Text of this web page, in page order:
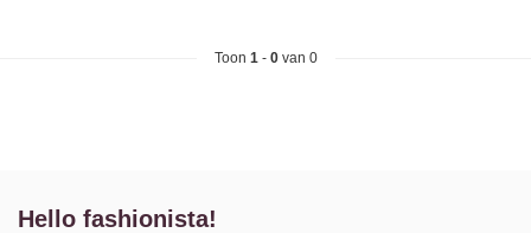
Toon 1- 0van 0
Hello fashionista!